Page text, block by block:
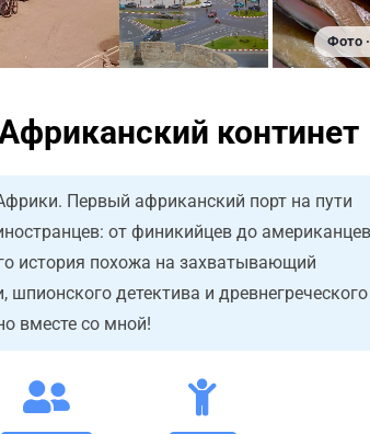
Фото
континет
Первый африканский порт на пути
от финикийцев до
история похожа на захватывающий
детектива и древнегреческого
вместе со мной!